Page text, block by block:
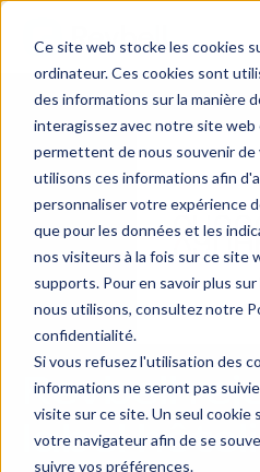
Ce site web stocke les cookies
ordinateur. Ces cookies sont
des informations sur la manière
interagissez avec notre site web
permettent de nous souvenir de
utilisons ces informations afin
personnaliser votre expérience
que pour les données et les
nos visiteurs à la fois sur ce site
supports. Pour en savoir plus
nous utilisons, consultez notre
confidentialité.
Si vous refusez l'utilisation des
informations ne seront pas
visite sur ce site. Un seul cookie
votre navigateur afin de se
suivre vos préférences.
Aller
contenu
Revbell
label